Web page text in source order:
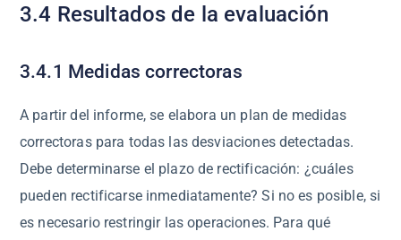
3.4 Resultados de la evaluación
3.4.1 Medidas correctoras
A partir del informe, se elabora un plan de medidas
correctoras para todas las desviaciones detectadas.
Debe determinarse el plazo de rectificación: ¿cuáles
pueden rectificarse inmediatamente? Si no es posible, si
es necesario restringir las operaciones. Para qué